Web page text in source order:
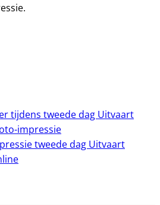
tijdens tweede dag Uitvaart
impressie
tweede dag Uitvaart